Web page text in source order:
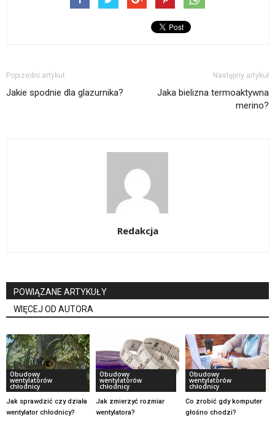
Poprzedni artykuł
Jakie spodnie dla glazurnika?
Następny artykuł
Jaka bielizna termoaktywna
merino?
Redakcja
POWIĄZANE ARTYKUŁY
WIĘCEJ OD AUTORA
Obudowy
wentylatorów
chłodnicy
Jak sprawdzić czy działa
wentylator chłodnicy?
Obudowy
wentylatorów
chłodnicy
Jak zmierzyć rozmiar
wentylatora?
Obudowy
wentylatorów
chłodnicy
Co zrobić gdy komputer
głośno chodzi?